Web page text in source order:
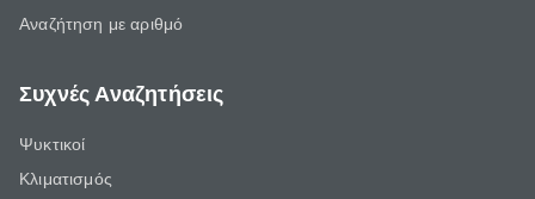
Αναζήτηση με αριθμό
Συχνές Αναζητήσεις
Ψυκτικοί
Κλιματισμός